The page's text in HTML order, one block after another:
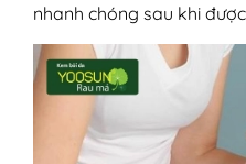
nhanh chóng sau khi